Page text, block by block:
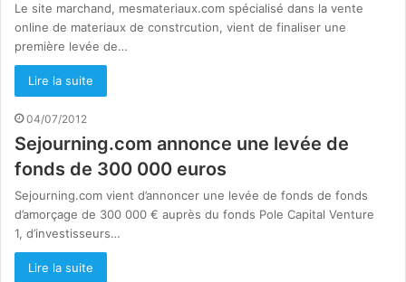
Le site marchand, mesmateriaux.com spécialisé dans la vente
online de materiaux de constrcution, vient de finaliser une
première levée de…
Lire la suite
04/07/2012
Sejourning.com annonce une levée de
fonds de 300 000 euros
Sejourning.com vient d’annoncer une levée de fonds de fonds
d’amorçage de 300 000 € auprès du fonds Pole Capital Venture
1, d’investisseurs…
Lire la suite